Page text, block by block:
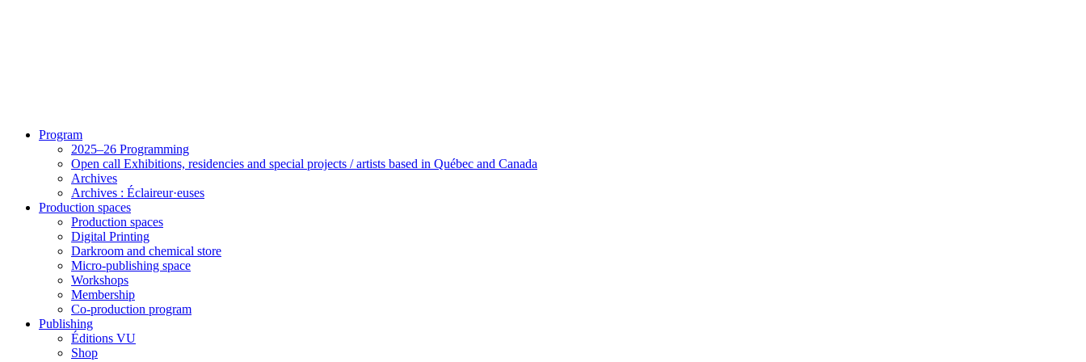
Program
2025–26 Programming
Open call Exhibitions, residencies and special projects / artists based in Québec and Canada
Archives
Archives : Éclaireur·euses
Production spaces
Production spaces
Digital Printing
Darkroom and chemical store
Micro-publishing space
Workshops
Membership
Co-production program
Publishing
Éditions VU
Shop